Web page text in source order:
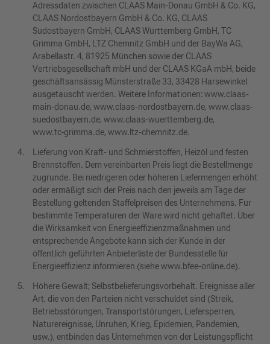
Adressdaten zwischen CLAAS Main-Donau GmbH & Co. KG,
CLAAS Nordostbayern GmbH & Co. KG, CLAAS
Südostbayern GmbH, CLAAS Württemberg GmbH, TC
Grimma GmbH, LTZ Chemnitz GmbH und der BayWa AG,
Arabellastr. 4, 81925 München sowie der CLAAS
Vertriebsgesellschaft mbH und der CLAAS KGaA mbH, beide
geschäftsansässig Münsterstraße 33, 33428 Harsewinkel
ausgetauscht werden. Weitere Informationen: www.claas-
main-donau.de, www.claas-nordostbayern.de, www.claas-
suedostbayern.de, www.claas-wuerttemberg.de,
www.tc‑grimma.de, www.ltz-chemnitz.de.
Lieferung von Kraft- und Schmierstoffen, Heizöl und festen
Brennstoffen. Dem vereinbarten Preis liegt die Bestellmenge
zugrunde. Bei niedrigeren oder höheren Liefermengen erhöht
oder ermäßigt sich der Preis nach den jeweils am Tage der
Bestellung geltenden Staffelpreisen des Unternehmens. Für
bestimmte Temperaturen der Ware wird nicht gehaftet. Über
die Wirksamkeit von Energieeffizienzmaßnahmen und
entsprechende Angebote kann sich der Kunde in der
öffentlich geführten Anbieterliste der Bundesstelle für
Energieeffizienz informieren (siehe www.bfee-online.de).
Höhere Gewalt; Selbstbelieferungsvorbehalt. Ereignisse aller
Art, die von den Parteien nicht verschuldet sind (Streik,
Betriebsstörungen, Transportstörungen, Liefersperren,
Naturereignisse, Unruhen, Krieg, Epidemien, Pandemien,
usw.), entbinden das Unternehmen von der Leistungspflicht